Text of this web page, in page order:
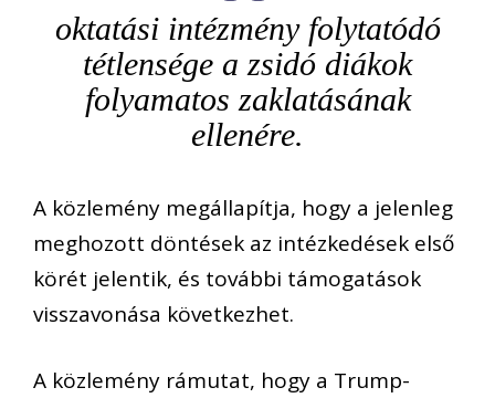
oktatási intézmény folytatódó
tétlensége a zsidó diákok
folyamatos zaklatásának
ellenére.
A közlemény megállapítja, hogy a jelenleg
meghozott döntések az intézkedések első
körét jelentik, és további támogatások
visszavonása következhet.
A közlemény rámutat, hogy a Trump-